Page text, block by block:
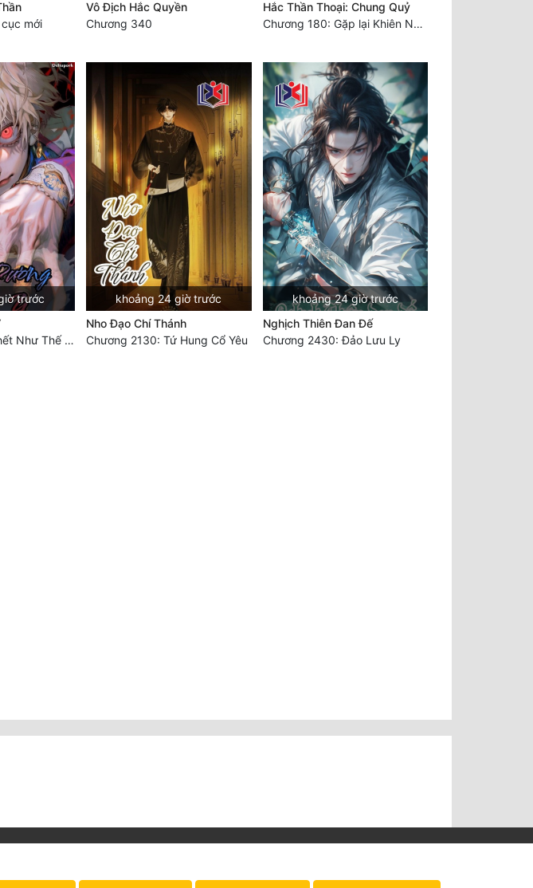
mới
Vô Địch Hắc Quyền
Chương 340
Hắc Thần Thoại: Chung Quỷ
Chương 180: Gặp lại Khiên Nguyên Phượng
trước
Chương 2530: Chết Như Thế Nào
khoảng 24 giờ trước
Nho Đạo Chí Thánh
Chương 2130: Tứ Hung Cổ Yêu
khoảng 24 giờ trước
Nghịch Thiên Đan Đế
Chương 2430: Đảo Lưu Ly